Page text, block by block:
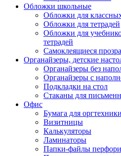
Обложки школьные
Обложки для
Обложки для тетрадей
Обложки для
тетрадей
Самоклеящиеся
Органайзеры, детские
Органайзеры без
Органайзеры с
Подкладки на стол
Стаканы для
Офис
Бумага для оргтехники
Визитницы
Калькуляторы
Ламинаторы
Папки-файлы